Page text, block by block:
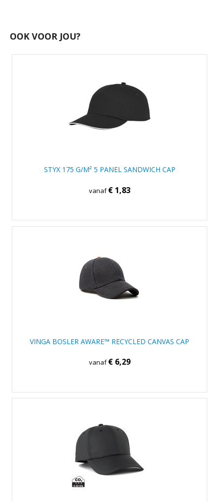
OOK VOOR JOU?
STYX 175 G/M² 5 PANEL SANDWICH CAP
vanaf€ 1,83
VINGA BOSLER AWARE™ RECYCLED CANVAS CAP
vanaf€ 6,29